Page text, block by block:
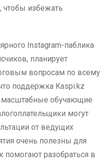
чтобы избежать
Instagram-паблика
планирует
вопросам по всему
поддержка Kaspi.kz
масштабные обучающие
могут
от ведущих
очень полезны для
помогают разобраться в